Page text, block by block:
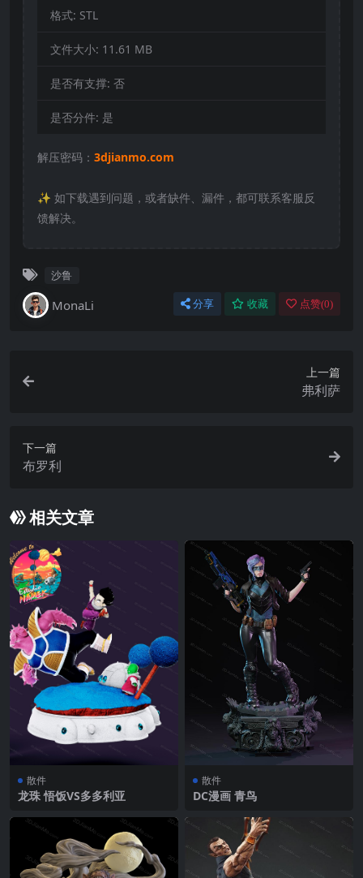
格式: STL
文件大小: 11.61 MB
是否有支撑: 否
是否分件: 是
解压密码： 3djianmo.com
✨️ 如下载遇到问题，或者缺件、漏件，都可联系客服反
馈解决。
沙鲁
MonaLi 分享 收藏 点赞(0)
上一篇
弗利萨
下一篇
布罗利
相关文章
散件
龙珠 悟饭VS多多利亚
散件
DC漫画 青鸟